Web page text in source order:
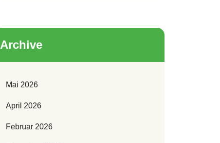
Archive
Mai 2026
April 2026
Februar 2026